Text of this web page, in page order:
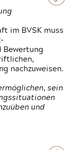
im BVSK muss
Bewertung
nachzuweisen.
sein
und